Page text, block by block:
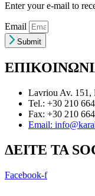
Enter your e-mail to
Email
Submit
Lavriou Av. 151,
Tel.: +30 210
Fax: +30 210
Email:
ΔEITE TA
Facebook-f